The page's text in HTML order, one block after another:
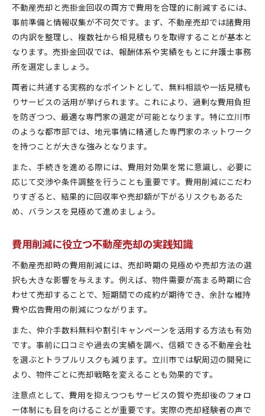
不動産売却と売掛金回収の両方で費用を合理的に削減するには、
事前準備と情報収集が不可欠です。まず、不動産売却では諸費用
の内訳を整理し、複数社から相見積もりを取得することが基本と
なります。売掛金回収では、報酬体系や実績をもとに弁護士事務
所を選定しましょう。
両者に共通する実務的なポイントとして、無料相談や一括見積も
りサービスの活用が挙げられます。これにより、過剰な費用負担
を防ぎつつ、最適な専門家の選定が可能となります。特に立川市
のような都市部では、地元事情に精通した専門家のネットワーク
を持つことが大きな強みとなります。
また、手続きを進める際には、費用対効果を常に意識し、必要に
応じて交渉や条件調整を行うことも重要です。費用削減にこだわ
りすぎると、結果的に回収率や売却額が下がるリスクもあるた
め、バランスを見極めて進めましょう。
費用削減に役立つ不動産売却の実践知識
不動産売却時の費用削減には、売却時期の見極めや売却方法の選
択も大きな影響を与えます。例えば、物件需要が高まる時期に合
わせて売却することで、短期間での成約が期待でき、余計な維持
費や広告費用の削減につながります。
また、仲介手数料無料や割引キャンペーンを活用する方法も有効
です。事前に口コミや過去の実績を調べ、信頼できる不動産会社
を選ぶとトラブルリスクも減ります。立川市では駅周辺の開発に
より、物件ごとに売却戦略を変えることも効果的です。
注意点として、費用を抑えつつもサービスの質や売却後のフォロ
ー体制にも目を向けることが重要です。実際の売却経験者の声で